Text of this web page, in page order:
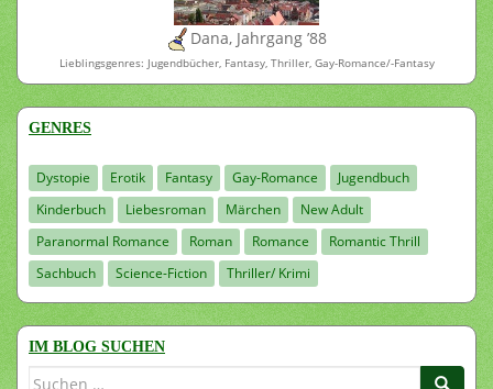
Dana, Jahrgang ’88
Lieblingsgenres: Jugendbücher, Fantasy, Thriller, Gay-Romance/-Fantasy
GENRES
Dystopie Erotik Fantasy Gay-Romance
Jugendbuch
Kinderbuch
Liebesroman Märchen
New Adult
Paranormal Romance
Roman Romance
Romantic Thrill
Sachbuch
Science-Fiction Thriller/ Krimi
IM BLOG SUCHEN
Suchen